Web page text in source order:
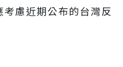
慮近期公布的台灣反